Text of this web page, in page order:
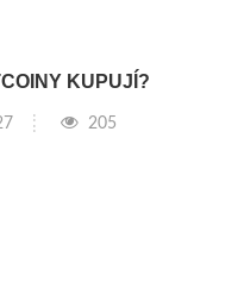
KUPUJÍ?
205